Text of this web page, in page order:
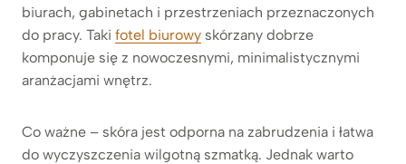
biurach, gabinetach i przestrzeniach przeznaczonych
do pracy. Taki fotel biurowy skórzany dobrze
komponuje się z nowoczesnymi, minimalistycznymi
aranżacjami wnętrz.
Co ważne – skóra jest odporna na zabrudzenia i łatwa
do wyczyszczenia wilgotną szmatką. Jednak warto